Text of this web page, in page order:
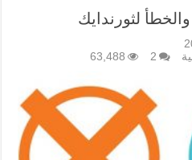
لثورندايك
2
63,488